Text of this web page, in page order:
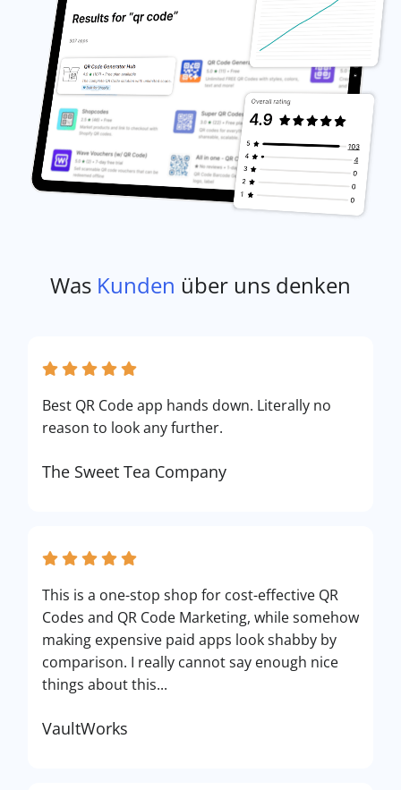
Was Kunden über uns denken
Best QR Code app hands down. Literally no
reason to look any further.
The Sweet Tea Company
This is a one-stop shop for cost-effective QR
Codes and QR Code Marketing, while somehow
making expensive paid apps look shabby by
comparison. I really cannot say enough nice
things about this...
VaultWorks